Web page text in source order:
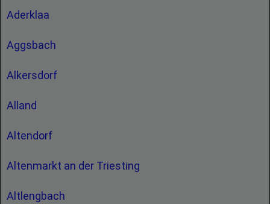
Aderklaa
Aggsbach
Alkersdorf
Alland
Altendorf
Altenmarkt an der Triesting
Altlengbach